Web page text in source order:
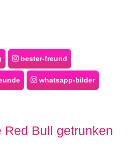
bester-freund
whatsapp-bilder
Red Bull getrunken